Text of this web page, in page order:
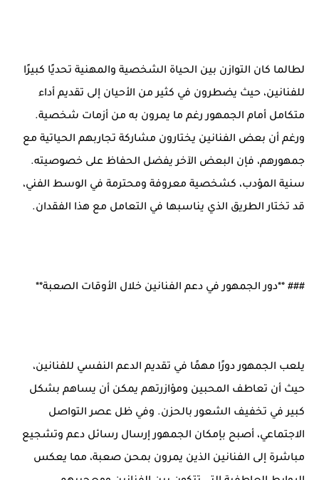
لطالما كان التوازن بين الحياة الشخصية والمهنية تحديًا كبيرًا
للفنانين، حيث يضطرون في كثير من الأحيان إلى تقديم أداء
متكامل أمام الجمهور رغم ما يمرون به من أزمات شخصية.
ورغم أن بعض الفنانين يختارون مشاركة تجاربهم الحياتية مع
جمهورهم، فإن البعض الآخر يفضل الحفاظ على خصوصيته.
سنية المؤدب، كشخصية معروفة ومحترمة في الوسط الفني،
قد تختار الطريق الذي يناسبها في التعامل مع هذا الفقدان.
### **دور الجمهور في دعم الفنانين خلال الأوقات الصعبة**
يلعب الجمهور دورًا مهمًا في تقديم الدعم النفسي للفنانين،
حيث أن تعاطف المحبين ومؤازرتهم يمكن أن يساهم بشكل
كبير في تخفيف الشعور بالحزن. وفي ظل عصر التواصل
الاجتماعي، أصبح بإمكان الجمهور إرسال رسائل دعم وتشجيع
مباشرة إلى الفنانين الذين يمرون بمحن صعبة، مما يعكس